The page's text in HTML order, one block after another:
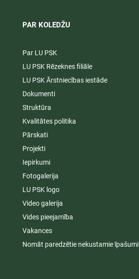
PAR KOLEDŽU
Par LU PSK
LU PSK Rēzeknes filiāle
LU PSK Ārstniecības iestāde
Dokumenti
Struktūra
Kvalitātes politika
Pārskati
Projekti
Iepirkumi
Fotogalerija
LU PSK logo
Video galerija
Vides pieejamība
Vakances
Nomāt paredzētie nekustamie īpašumi